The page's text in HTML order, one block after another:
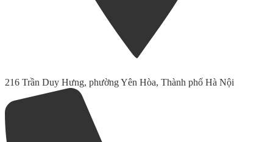
216 Trần Duy Hưng, phường Yên Hòa, Thành phố Hà Nội